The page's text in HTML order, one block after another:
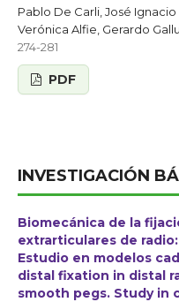
Pablo De Carli, José
Verónica Alfie, Gerardo
274-281
PDF
INVESTIGACIÓN
Biomecánica de la
extrarticulares de
Estudio en modelos
distal fixation in distal
smooth pegs. Study in